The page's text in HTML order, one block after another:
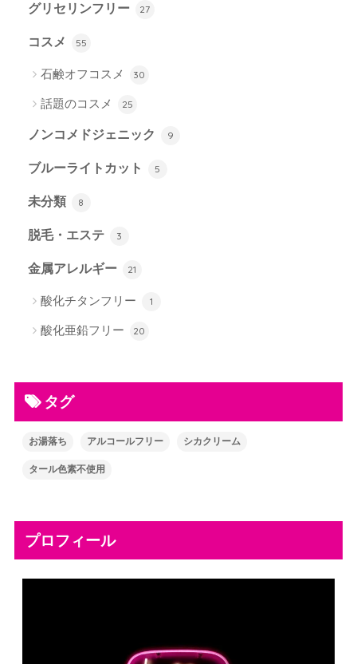
グリセリンフリー 27
コスメ 55
石鹸オフコスメ 30
話題のコスメ 25
ノンコメドジェニック 9
ブルーライトカット 5
未分類 8
脱毛・エステ 3
金属アレルギー 21
酸化チタンフリー 1
酸化亜鉛フリー 20
タグ
お湯落ち アルコールフリー シカクリーム
タール色素不使用
プロフィール